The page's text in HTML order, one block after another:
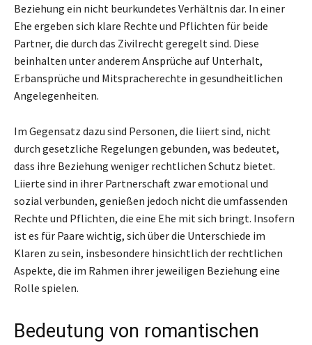
Beziehung ein nicht beurkundetes Verhältnis dar. In einer
Ehe ergeben sich klare Rechte und Pflichten für beide
Partner, die durch das Zivilrecht geregelt sind. Diese
beinhalten unter anderem Ansprüche auf Unterhalt,
Erbansprüche und Mitspracherechte in gesundheitlichen
Angelegenheiten.
Im Gegensatz dazu sind Personen, die liiert sind, nicht
durch gesetzliche Regelungen gebunden, was bedeutet,
dass ihre Beziehung weniger rechtlichen Schutz bietet.
Liierte sind in ihrer Partnerschaft zwar emotional und
sozial verbunden, genießen jedoch nicht die umfassenden
Rechte und Pflichten, die eine Ehe mit sich bringt. Insofern
ist es für Paare wichtig, sich über die Unterschiede im
Klaren zu sein, insbesondere hinsichtlich der rechtlichen
Aspekte, die im Rahmen ihrer jeweiligen Beziehung eine
Rolle spielen.
Bedeutung von romantischen